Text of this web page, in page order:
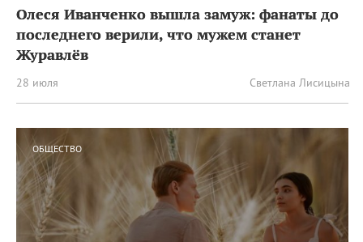
Олеся Иванченко вышла замуж: фанаты до
последнего верили, что мужем станет
Журавлёв
28 июля Светлана Лисицына
ОБЩЕСТВО